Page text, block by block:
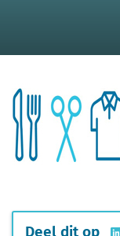
Deel dit op